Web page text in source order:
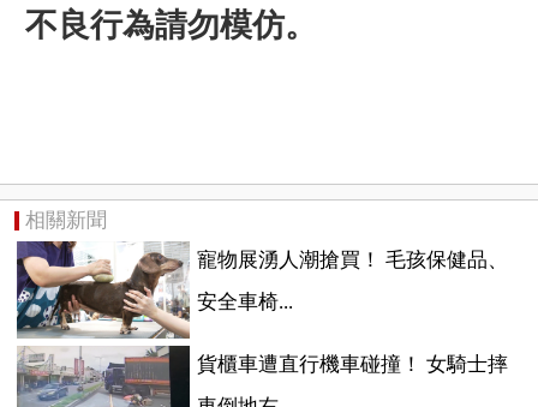
不良行為請勿模仿。
相關新聞
寵物展湧人潮搶買！ 毛孩保健品、
安全車椅...
貨櫃車遭直行機車碰撞！ 女騎士摔